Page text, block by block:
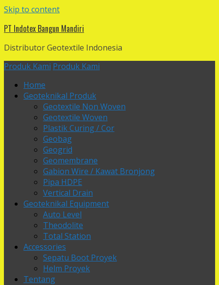
Skip to content
PT Indotex Bangun Mandiri
Distributor Geotextile Indonesia
Produk Kami Produk Kami
Home
Geoteknikal Produk
Geotextile Non Woven
Geotextile Woven
Plastik Curing / Cor
Geobag
Geogrid
Geomembrane
Gabion Wire / Kawat Bronjong
Pipa HDPE
Vertical Drain
Geoteknikal Equipment
Auto Level
Theodolite
Total Station
Accessories
Sepatu Boot Proyek
Helm Proyek
Tentang